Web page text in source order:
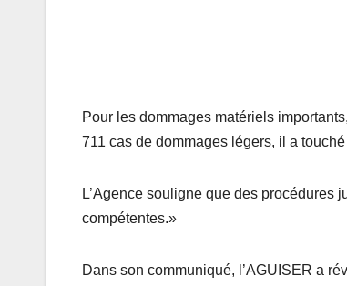
Pour les dommages matériels
711 cas de dommages légers, il a
L’Agence souligne que des
compétentes.»
Dans son communiqué, l’AGUISER a